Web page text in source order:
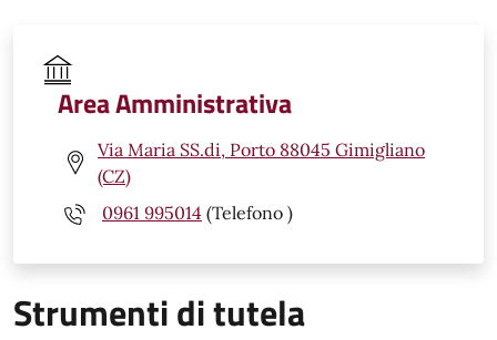
Area Amministrativa
Via Maria SS.di, Porto 88045 Gimigliano
(CZ)
0961 995014 (Telefono )
Strumenti di tutela